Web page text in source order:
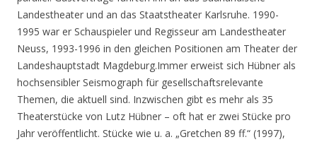
Landestheater und an das Staatstheater Karlsruhe. 1990-
1995 war er Schauspieler und Regisseur am Landestheater
Neuss, 1993-1996 in den gleichen Positionen am Theater der
Landeshauptstadt Magdeburg.Immer erweist sich Hübner als
hochsensibler Seismograph für gesellschaftsrelevante
Themen, die aktuell sind. Inzwischen gibt es mehr als 35
Theaterstücke von Lutz Hübner – oft hat er zwei Stücke pro
Jahr veröffentlicht. Stücke wie u. a. „Gretchen 89 ff.“ (1997),